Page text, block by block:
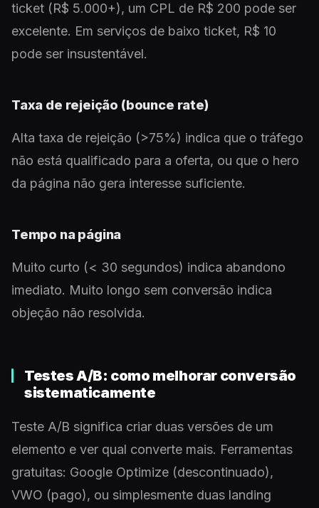
ticket (R$ 5.000+), um CPL de R$ 200 pode ser
excelente. Em serviços de baixo ticket, R$ 10
pode ser insustentável.
Taxa de rejeição (bounce rate)
Alta taxa de rejeição (>75%) indica que o tráfego
não está qualificado para a oferta, ou que o hero
da página não gera interesse suficiente.
Tempo na página
Muito curto (< 30 segundos) indica abandono
imediato. Muito longo sem conversão indica
objeção não resolvida.
Testes A/B: como melhorar conversão
sistematicamente
Teste A/B significa criar duas versões de um
elemento e ver qual converte mais. Ferramentas
gratuitas: Google Optimize (descontinuado),
VWO (pago), ou simplesmente duas landing